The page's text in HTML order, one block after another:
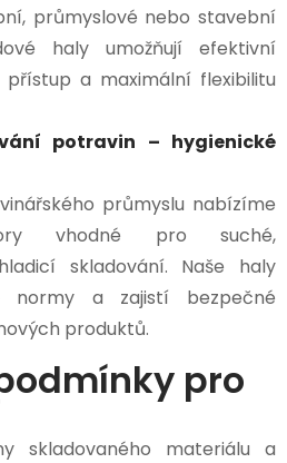
průmyslové nebo stavební
haly umožňují efektivní
přístup a maximální flexibilitu
potravin – hygienické
průmyslu nabízíme
vhodné pro suché,
skladování. Naše haly
normy a zajistí bezpečné
produktů.
pro
skladovaného materiálu a